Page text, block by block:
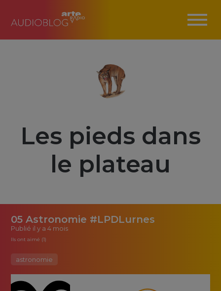
Les pieds dans
le plateau
05 Astronomie #LPDLurnes
Publié il y a 4 mois
Ils ont aimé (1)
astronomie